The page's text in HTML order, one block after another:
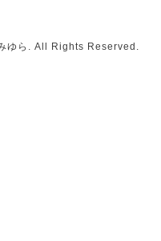
ゆら . All Rights Reserved.